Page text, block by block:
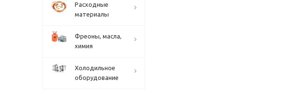
Расходные
материалы
Фреоны, масла,
химия
Холодильное
оборудование